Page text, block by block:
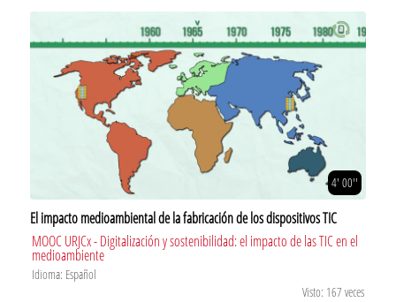
4' 00''
El impacto medioambiental de la fabricación de los dispositivos TIC
MOOC URJCx - Digitalización y sostenibilidad: el impacto de las TIC en el
medioambiente
Idioma: Español
Visto: 167 veces